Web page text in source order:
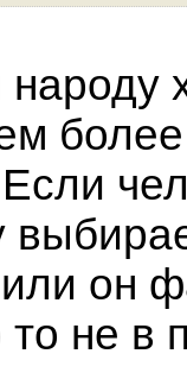
или он
то не в